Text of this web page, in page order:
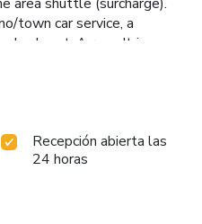
town car service, a
check-out. A roundtrip
Recepción abierta las
24 horas